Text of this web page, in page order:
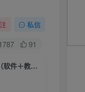
私信
91
（6606期）外面收费199的最新直播间不加热，解决直播间不加热问题（软件＋教程）